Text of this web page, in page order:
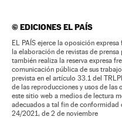
©EDICIONES EL PAÍS
EL PAÍS ejerce la oposición
la elaboración de revistas de
también realiza la reserva expresa
comunicación pública de sus
prevista en el artículo 33.1 del
de las reproducciones y usos de las
este sitio web a medios de lectura
adecuados a tal fin de conformidad
24/2021, de 2 de noviembre